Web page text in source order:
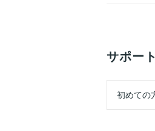
サポー
初めての